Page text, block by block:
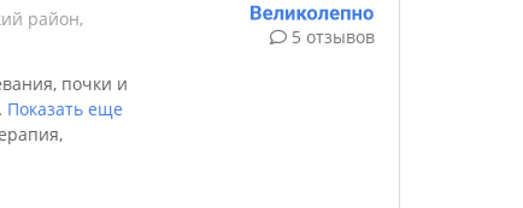
район,
почки и
Показать еще
5 отзывов